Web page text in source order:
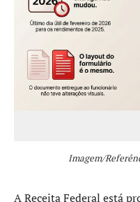
Imagem/
A Receita Federal está